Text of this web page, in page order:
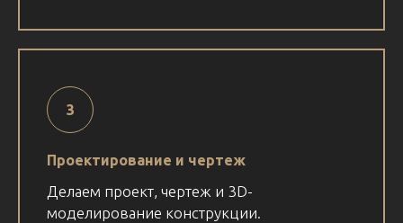
Проектирование и чертеж
Делаем проект, чертеж и 3D-
моделирование конструкции.